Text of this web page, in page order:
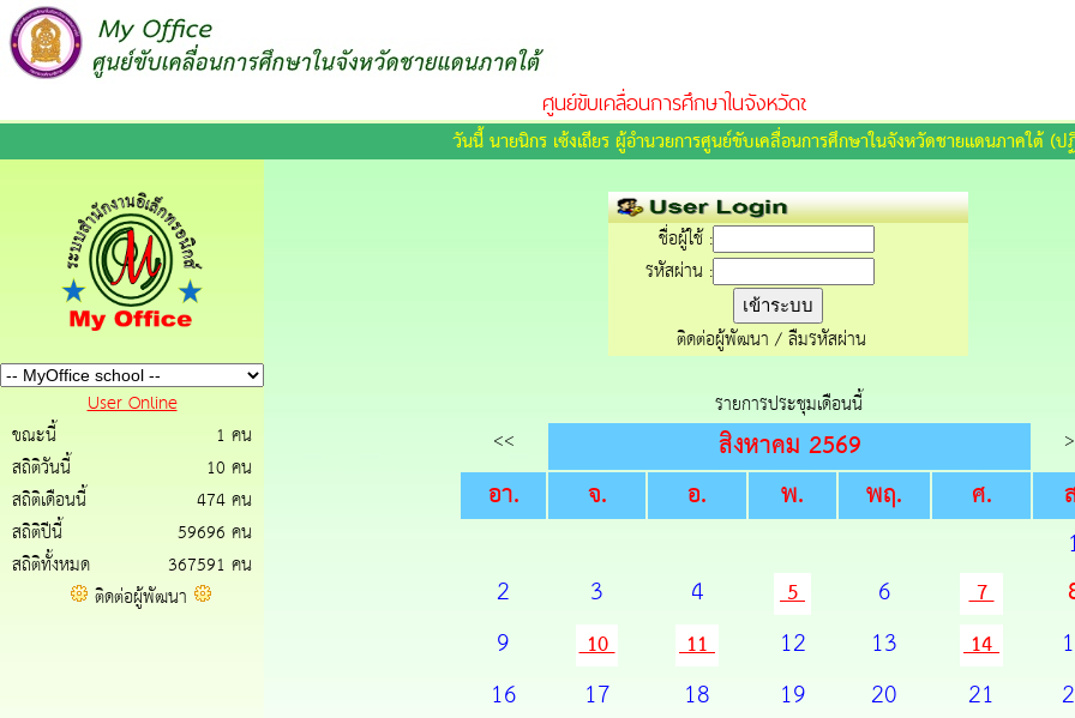
ศูนย์ขับเคลื่อนการศึกษาในจังหวัดชายแดนภาคใต้
วันนี้ นายนิกร เซ้งเถียร ผู้อำนวยการศูนย์ขับเคลื่อนการศึกษาในจังหวัดชายแดนภาคใต้ (
User Online
ขณะนี้
1 คน
สถิติวันนี้
10 คน
สถิติเดือนนี้
474 คน
สถิติปีนี้
59696 คน
สถิติทั้งหมด
367591 คน
ติดต่อผู้พัฒนา
ชื่อผู้ใช้ :
รหัสผ่าน :
ติดต่อผู้พัฒนา/ลืมรหัสผ่าน
รายการประชุมเดือนนี้
<<
สิงหาคม 2569
อา. จ. อ. พ. พฤ. ศ.
2
3 4 5 6 7
9 10 11 12 13 14
16
17 18 19 20 21